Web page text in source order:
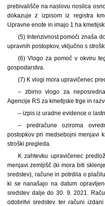
prebivališče na naslovu nosilca
dokazuje z izpisom iz registra
Upravne enote in imajo 1 ha
(5) Intenzivnost pomoči znaša
upravnih postopkov, vključno s
(6) Vlogo za pomoč v okviru
gospodarstva.
(7) K vlogi mora upravičenec
– zbirno vlogo za
Agencije RS za kmetijske trge in
– izpis iz uradne evidence o
– predračune oziroma
postopkov pri medsebojni menjavi
stroški pregleda.
K zahtevku upravičenec
menjavi zemljišč (ki mora biti
sredstev), račune in potrdila o
ki se nanašajo na datum
sredstev dalje do 30. 9. 2021.
odobritvi sredstev ter računi